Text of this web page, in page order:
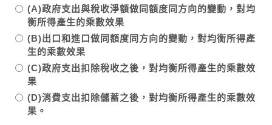
(A)政府支出與稅收淨額做同額度同方向的變動，對均
衡所得產生的乘數效果
(B)出口和進口做同額度同方向的變動，對均衡所得產
生的乘數效果
(C)政府支出扣除稅收之後，對均衡所得產生的乘數效
果
(D)消費支出扣除儲蓄之後，對均衡所得產生的乘數效
果。